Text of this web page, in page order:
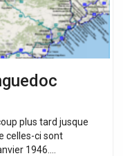
plus tard jusque
celles-ci sont
1946….